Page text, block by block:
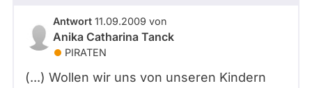
Antwort 11.09.2009 von
Anika Catharina Tanck
PIRATEN
(...) Wollen wir uns von unseren Kindern